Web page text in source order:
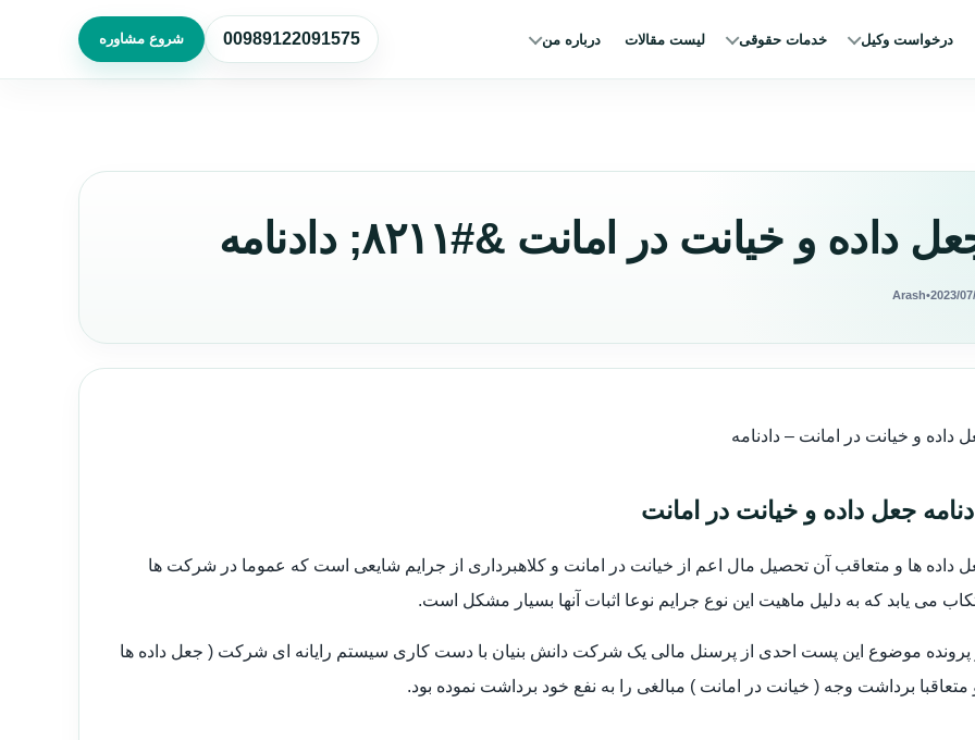
درخواست وکیل خدمات حقوقی لیست مقالات درباره من 00989122091575 شروع مشاوره
داده و خیانت در امانت &#۸۲۱۱; دادنامه
2023/
•
Arash
داده و خیانت در امانت – دادنامه
جعل داده و خیانت در امانت
داده ها و متعاقب آن تحصیل مال اعم از خیانت در امانت و کلاهبرداری از جرایم شایعی است که عموما در شرکت ها
می یابد که به دلیل ماهیت این نوع جرایم نوعا اثبات آنها بسیار مشکل است.
پرونده موضوع این پست احدی از پرسنل مالی یک شرکت دانش بنیان با دست کاری سیستم رایانه ای شرکت ( جعل داده ها
متعاقبا برداشت وجه ( خیانت در امانت ) مبالغی را به نفع خود برداشت نموده بود.